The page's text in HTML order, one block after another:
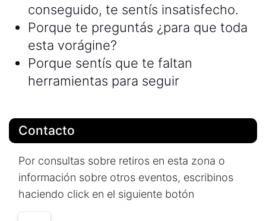
conseguido, te sentís insatisfecho.
Porque te preguntás ¿para que toda
esta vorágine?
Porque sentís que te faltan
herramientas para seguir
Contacto
Por consultas sobre retiros en esta zona o
información sobre otros eventos, escribinos
haciendo click en el siguiente botón